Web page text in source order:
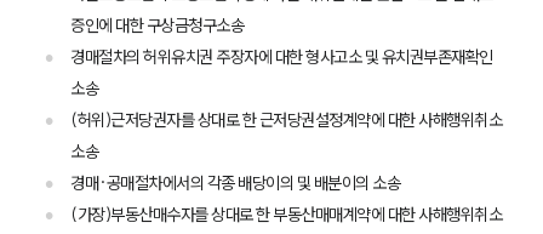
그룹소개
증인에 대한 구상금청구소송
경매절차의 허위유치권 주장자에 대한 형사고소 및 유치권부존재확인
소송
(허위)근저당권자를 상대로 한 근저당권설정계약에 대한 사해행위취소
소송
경매·공매절차에서의 각종 배당이의 및 배분이의 소송
(가장)부동산매수자를 상대로 한 부동산매매계약에 대한 사해행위취소